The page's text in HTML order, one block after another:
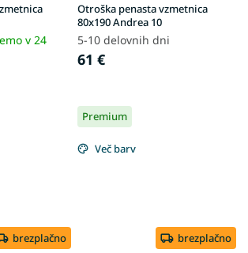
v 24
Otroška penasta vzmetnica
80x190 Andrea 10
5-10 delovnih dni
61 €
brezplačno
Premium
Več barv
brezplačno